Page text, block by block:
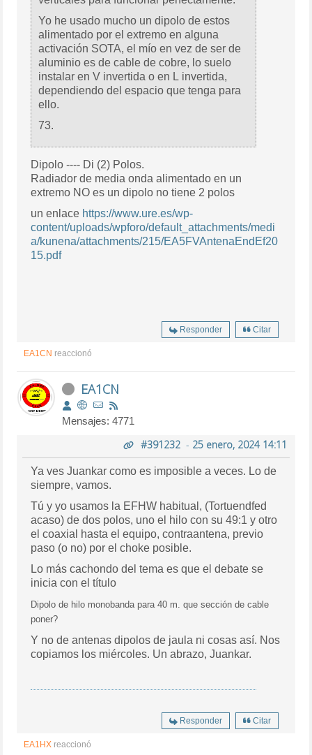
Yo he usado mucho un dipolo de estos
alimentado por el extremo en alguna
activación SOTA, el mío en vez de ser de
aluminio es de cable de cobre, lo suelo
instalar en V invertida o en L invertida,
dependiendo del espacio que tenga para
ello.
73.
Dipolo ---- Di (2) Polos.
Radiador de media onda alimentado en un
extremo NO es un dipolo no tiene 2 polos
un enlace https://www.ure.es/wp-
content/uploads/wpforo/default_attachments/medi
a/kunena/attachments/215/EA5FVAntenaEndEf20
15.pdf
Responder Citar
EA1CN reaccionó
EA1CN
Mensajes: 4771
#391232- 25 enero, 2024 14:11
Ya ves Juankar como es imposible a veces. Lo de
siempre, vamos.
Tú y yo usamos la EFHW habitual, (Tortuendfed
acaso) de dos polos, uno el hilo con su 49:1 y otro
el coaxial hasta el equipo, contraantena, previo
paso (o no) por el choke posible.
Lo más cachondo del tema es que el debate se
inicia con el título
Dipolo de hilo monobanda para 40 m. que sección de cable
poner?
Y no de antenas dipolos de jaula ni cosas así. Nos
copiamos los miércoles. Un abrazo, Juankar.
Responder Citar
EA1HX reaccionó